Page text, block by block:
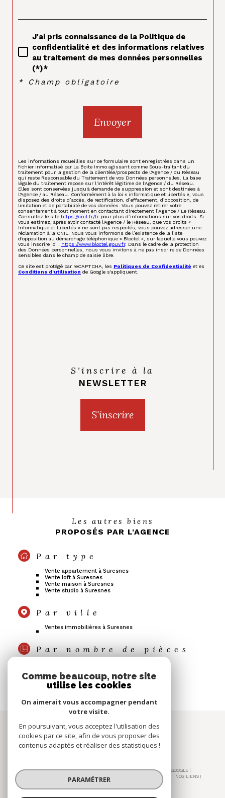
J'ai pris connaissance de la Politique de
confidentialité et des informations relatives
au traitement de mes données personnelles
(*)*
* Champ obligatoire
Envoyer
Les informations recueillies sur ce formulaire sont enregistrées dans un
fichier informatisé par La Boite Immo agissant comme Sous-traitant du
traitement pour la gestion de la clientèle/prospects de l'Agence / du Réseau
qui reste Responsable du Traitement de vos Données personnelles. La base
légale du traitement repose sur l'intérêt légitime de l'Agence / du Réseau.
Elles sont conservées jusqu'à demande de suppression et sont destinées à
l'Agence / au Réseau. Conformément à la loi « informatique et libertés », vous
disposez des droits d’accès, de rectification, d’effacement, d’opposition, de
limitation et de portabilité de vos données. Vous pouvez retirer votre
consentement à tout moment en contactant directement l’Agence / Le Réseau.
Consultez le site https://cnil.fr/fr pour plus d’informations sur vos droits. Si
vous estimez, après avoir contacté l'Agence / le Réseau, que vos droits «
Informatique et Libertés » ne sont pas respectés, vous pouvez adresser une
réclamation à la CNIL. Nous vous informons de l’existence de la liste
d'opposition au démarchage téléphonique « Bloctel », sur laquelle vous pouvez
vous inscrire ici : https://www.bloctel.gouv.fr. Dans le cadre de la protection
des Données personnelles, nous vous invitons à ne pas inscrire de Données
sensibles dans le champ de saisie libre.
Ce site est protégé par reCAPTCHA, les Politiques de Confidentialité et es
Conditions d'utilisation de Google s'appliquent.
S'inscrire à la
NEWSLETTER
S'inscrire
Les autres biens
PROPOSÉS PAR L'AGENCE
Par type
Vente appartement à Suresnes
Vente loft à Suresnes
Vente maison à Suresnes
Vente studio à Suresnes
Par ville
Ventes immobilières à Suresnes
Par nombre de pièces
Vente maison T4 à Suresnes
Espace
PROPRIÉTAIRE
se connecter
© 2026 | TOUS DROITS RÉSERVÉS | TRADUCTION POWERED BY GOOGLE |
PLAN DU SITE MENTIONS LÉGALES ADMIN
NOS LIENS
POLITIQUE RGPD
Comme beaucoup, notre site
utilise les cookies
On aimerait vous accompagner pendant
votre visite.
En poursuivant, vous acceptez l'utilisation des
cookies par ce site, afin de vous proposer des
contenus adaptés et réaliser des statistiques !
PARAMÉTRER